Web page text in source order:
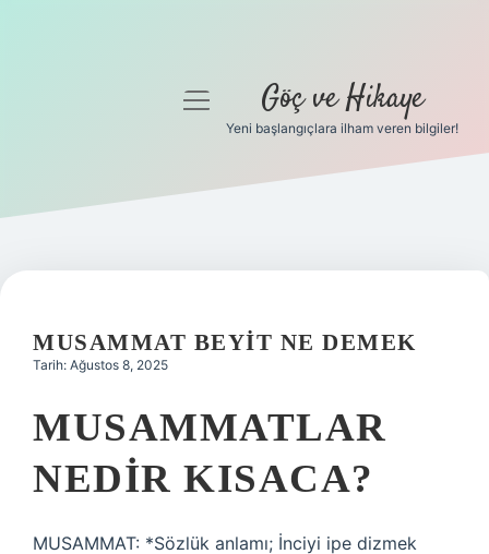
Gizlilik Politikası
Yasal Uyarı
menüyü
Göç ve Hikaye
Yeni başlangıçlara ilham veren bilgiler!
MUSAMMAT BEYIT NE DEMEK
Tarih: Ağustos 8, 2025
MUSAMMATLAR
NEDIR KISACA?
MUSAMMAT: *Sözlük anlamı; İnciyi ipe dizmek